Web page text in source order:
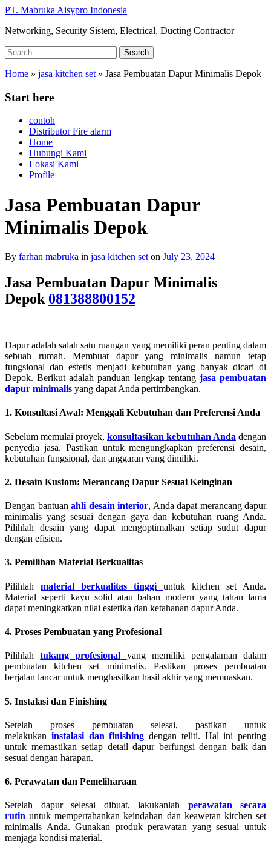
Skip
main
PT. Mabruka Aisypro Indonesia
Networking, Security Sistem, Electrical, Ducting Contractor
Search
for:
Search
Home » jasa kitchen set » Jasa Pembuatan Dapur Minimalis Depok
Start here
contoh
Distributor Fire alarm
Home
Hubungi Kami
Lokasi Kami
Profile
Jasa Pembuatan Dapur
Minimalis Depok
By farhan mabruka in jasa kitchen set on July 23, 2024
Jasa Pembuatan Dapur Minimalis
Depok 081388800152
Dapur adalah salah satu ruangan yang memiliki peran penting dalam
sebuah rumah. Membuat dapur yang minimalis namun tetap
fungsional dan estetis menjadi kebutuhan yang banyak dicari di
Depok. Berikut adalah panduan lengkap tentang jasa pembuatan
dapur minimalis yang dapat Anda pertimbangkan.
1. Konsultasi Awal: Menggali Kebutuhan dan Preferensi Anda
Sebelum memulai proyek, konsultasikan kebutuhan Anda dengan
penyedia jasa. Pastikan untuk mengungkapkan preferensi desain,
kebutuhan fungsional, dan anggaran yang dimiliki.
2. Desain Kustom: Merancang Dapur Sesuai Keinginan
Dengan bantuan ahli desain interior, Anda dapat merancang dapur
minimalis yang sesuai dengan gaya dan kebutuhan ruang Anda.
Pilihlah desain yang dapat mengoptimalkan setiap sudut dapur
dengan efisien.
3. Pemilihan Material Berkualitas
Pilihlah material berkualitas tinggi
untuk kitchen set Anda.
Material seperti kayu solid atau bahan modern yang tahan lama
dapat meningkatkan nilai estetika dan ketahanan dapur Anda.
4. Proses Pembuatan yang Profesional
Pilihlahtukangprofesional
yang memiliki pengalaman dalam
pembuatan kitchen set minimalis. Pastikan proses pembuatan
berjalan lancar untuk menghasilkan hasil akhir yang memuaskan.
5. Instalasi dan Finishing
Setelah proses pembuatan selesai, pastikan untuk
melakukan instalasi dan finishing dengan teliti. Hal ini penting
untuk memastikan setiap detail dapur berfungsi dengan baik dan
sesuai dengan harapan.
6. Perawatan dan Pemeliharaan
Setelah dapur selesai dibuat, lakukanlah
perawatan secara
rutin untuk mempertahankan keindahan dan keawetan kitchen set
minimalis Anda. Gunakan produk perawatan yang sesuai untuk
menjaga kondisi material.